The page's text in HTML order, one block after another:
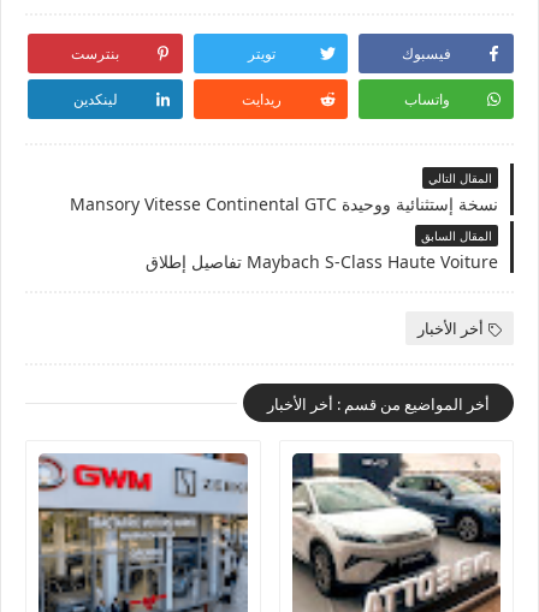
فيسبوك تويتر بنترست
واتساب ريدايت لينكدين
المقال التالي
نسخة إستثنائية ووحيدة Mansory Vitesse Continental GTC
المقال السابق
Maybach S-Class Haute Voiture تفاصيل إطلاق
أخر الأخبار
أخر المواضيع من قسم : أخر الأخبار